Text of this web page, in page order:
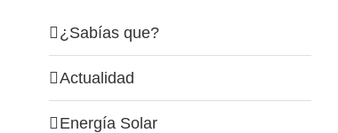
¿Sabías que?
Actualidad
Energía Solar